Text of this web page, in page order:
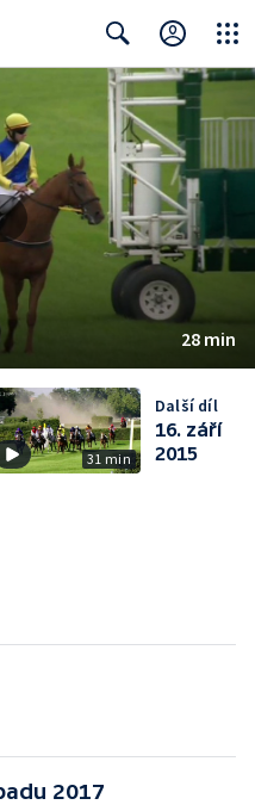
Search Close
28 min
31 min
Další díl
16. září
2015
2017